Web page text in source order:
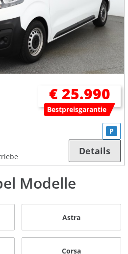
€ 25.990
Bestpreisgarantie
P
Details
Modelle
Astra
Corsa